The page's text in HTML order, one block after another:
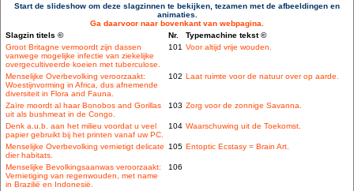
Start de slideshow om deze slagzinnen te bekijken, tezamen met de afbeeldingen en
animaties.
Ga daarvoor naar bovenkant van webpagina.
Slagzin titels ©
Nr.
Typemachine tekst ©
Groot Britagne vermoordt zijn dassen
vanwege mogelijke infectie van ziekelijke
overgecultiveerde koeien met tuberculose.
101 Voor altijd vrije wouden.
Menselijke Overbevolking veroorzaakt:
Woestijnvorming in Africa, dus afnemende
diversiteit in Flora and Fauna.
102 Laat ruimte voor de natuur over op aarde.
Zaïre moordt al haar Bonobos and Gorillas
uit als bushmeat in de Congo.
103 Zorg voor de zonnige Savanna.
Denk a.u.b. aan het milieu voordat u veel
papier gebruikt bij het printen vanaf uw PC.
104 Waarschuwing uit de Toekomst.
Menselijke Overbevolking vernietigt delicate
dier habitats.
105 Entoptic Ecstasy = Brain Art.
Menselijke Bevolkingsaanwas veroorzaakt:
Vernietiging van regenwouden, met name
in Brazilië en Indonesië.
106